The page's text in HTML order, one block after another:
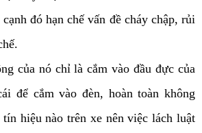
đó hạn chế vấn đề cháy chập, rủi
của nó chỉ là cắm vào đầu đực của
để cắm vào đèn, hoàn toàn không
hiệu nào trên xe nên việc lách luật